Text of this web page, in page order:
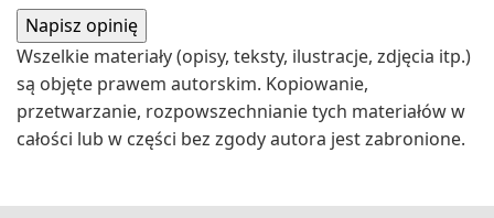
Wszelkie materiały (opisy, teksty, ilustracje, zdjęcia itp.)
są objęte prawem autorskim. Kopiowanie,
przetwarzanie, rozpowszechnianie tych materiałów w
całości lub w części bez zgody autora jest zabronione.